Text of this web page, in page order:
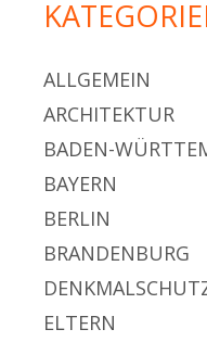
ALLGEMEIN
ARCHITEKTUR
BADEN-
BAYERN
BERLIN
BRANDENBURG
ELTERN